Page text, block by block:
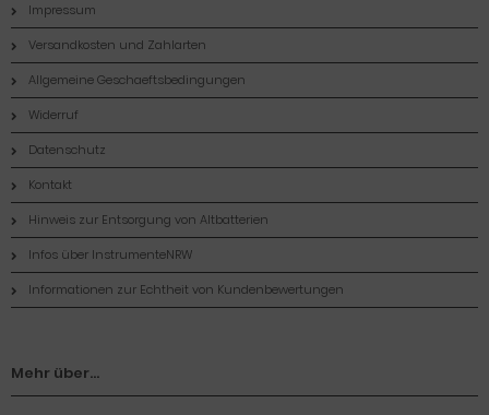
Impressum
Versandkosten und Zahlarten
Allgemeine Geschaeftsbedingungen
Widerruf
Datenschutz
Kontakt
Hinweis zur Entsorgung von Altbatterien
Infos über InstrumenteNRW
Informationen zur Echtheit von Kundenbewertungen
Mehr über...